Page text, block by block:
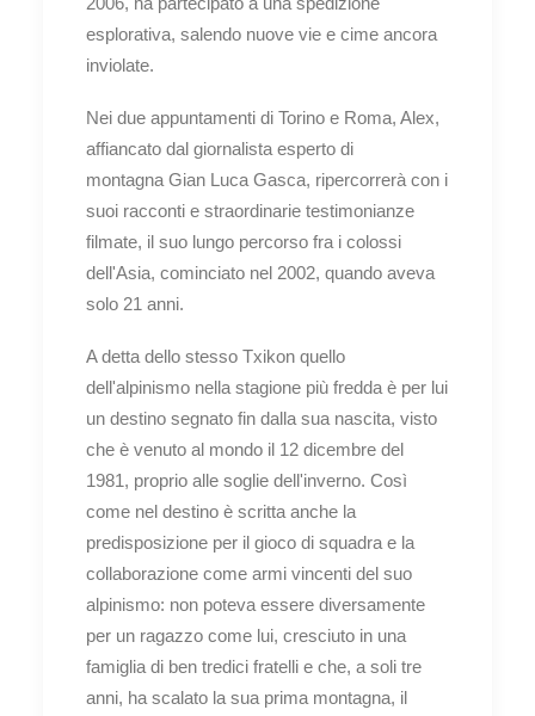
esplorativa, salendo nuove vie e cime ancora
inviolate.
Nei due appuntamenti di Torino e Roma, Alex,
affiancato dal giornalista esperto di
montagna Gian Luca Gasca, ripercorrerà con i
suoi racconti e straordinarie testimonianze
filmate, il suo lungo percorso fra i colossi
dell'Asia, cominciato nel 2002, quando aveva
solo 21 anni.
A detta dello stesso Txikon quello
dell'alpinismo nella stagione più fredda è per lui
un destino segnato fin dalla sua nascita, visto
che è venuto al mondo il 12 dicembre del
1981, proprio alle soglie dell'inverno. Così
come nel destino è scritta anche la
predisposizione per il gioco di squadra e la
collaborazione come armi vincenti del suo
alpinismo: non poteva essere diversamente
per un ragazzo come lui, cresciuto in una
famiglia di ben tredici fratelli e che, a soli tre
anni, ha scalato la sua prima montagna, il